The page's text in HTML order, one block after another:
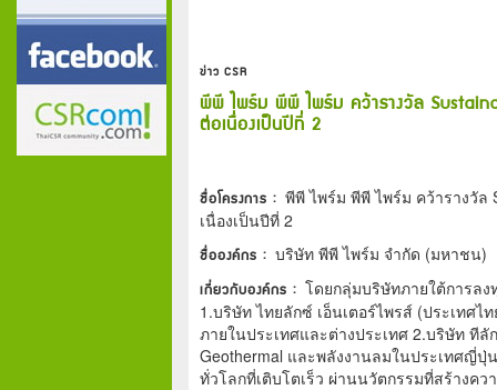
ข่าว CSR
พีพี ไพร์ม พีพี ไพร์ม คว้ารางวัล
ต่อเนื่องเป็นปีที่ 2
ชื่อโครงการ : พีพี ไพร์ม พีพี ไพร์ม คว้ารางวัล
เนื่องเป็นปีที่ 2
ชื่อองค์กร : บริษัท พีพี ไพร์ม จำกัด (มหาชน)
เกี่ยวกับองค์กร : โดยกลุ่มบริษัทภายใต้การล
1.บริษัท ไทยลักซ์ เอ็นเตอร์ไพรส์ (ประเทศ
ภายในประเทศและต่างประเทศ 2.บริษัท ที
Geothermal และพลังงานลมในประเทศญี่
ทั่วโลกที่เติบโตเร็ว ผ่านนวัตกรรมที่สร้างค